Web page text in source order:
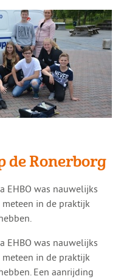
de Ronerborg
EHBO was nauwelijks
in de praktijk
EHBO was nauwelijks
in de praktijk
Een aanrijding